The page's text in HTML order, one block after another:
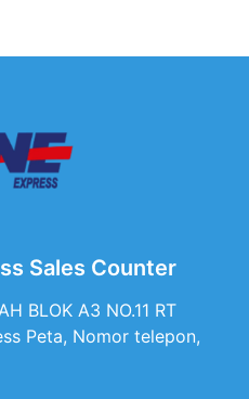
Sales Counter
BLOK A3 NO.11 RT
Peta, Nomor telepon,